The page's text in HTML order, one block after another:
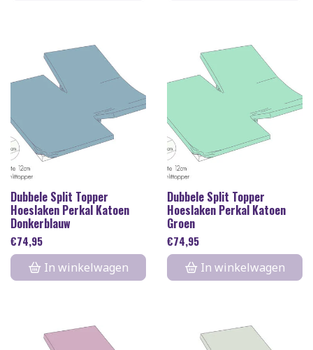
Dubbele Split Topper
Hoeslaken Perkal Katoen
Donkerblauw
€74,95
In winkelwagen
Dubbele Split Topper
Hoeslaken Perkal Katoen
Groen
€74,95
In winkelwagen